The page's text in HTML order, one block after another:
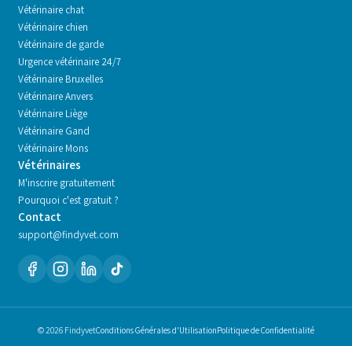
Vétérinaire chat
Vétérinaire chien
Vétérinaire de garde
Urgence vétérinaire 24/7
Vétérinaire Bruxelles
Vétérinaire Anvers
Vétérinaire Liège
Vétérinaire Gand
Vétérinaire Mons
Vétérinaires
M'inscrire gratuitement
Pourquoi c'est gratuit ?
Contact
support@findyvet.com
© 2026 FindyvetConditions Générales d'UtilisationPolitique de Confidentialité